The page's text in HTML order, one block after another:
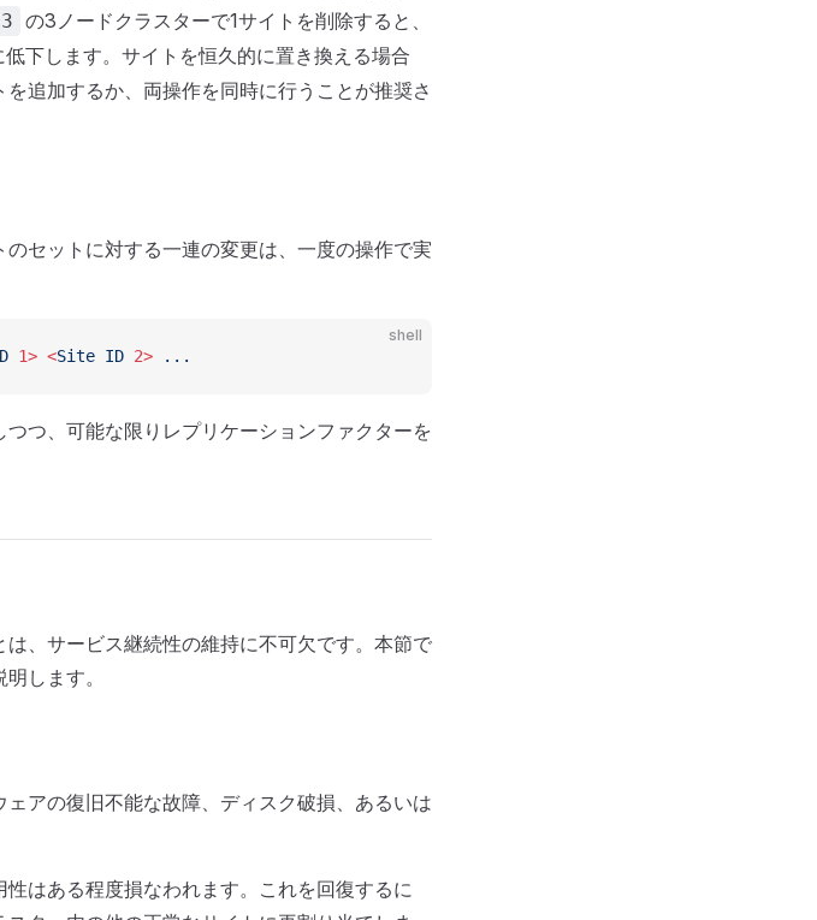
3 の3ノードクラスターで1サイトを削除すると、
低下します。サイトを恒久的に置き換える場合
追加するか、両操作を同時に行うことが推奨さ
セットに対する一連の変更は、一度の操作で実
shell
1> <Site ID 2> ...
つ、可能な限りレプリケーションファクターを
、サービス継続性の維持に不可欠です。本節で
します。
アの復旧不能な故障、ディスク破損、あるいは
はある程度損なわれます。これを回復するに